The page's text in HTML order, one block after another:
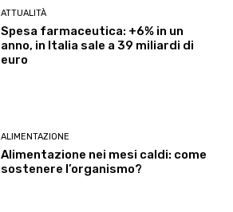
ATTUALITÀ
Spesa farmaceutica: +6% in un
anno, in Italia sale a 39 miliardi di
euro
ALIMENTAZIONE
Alimentazione nei mesi caldi: come
sostenere l’organismo?